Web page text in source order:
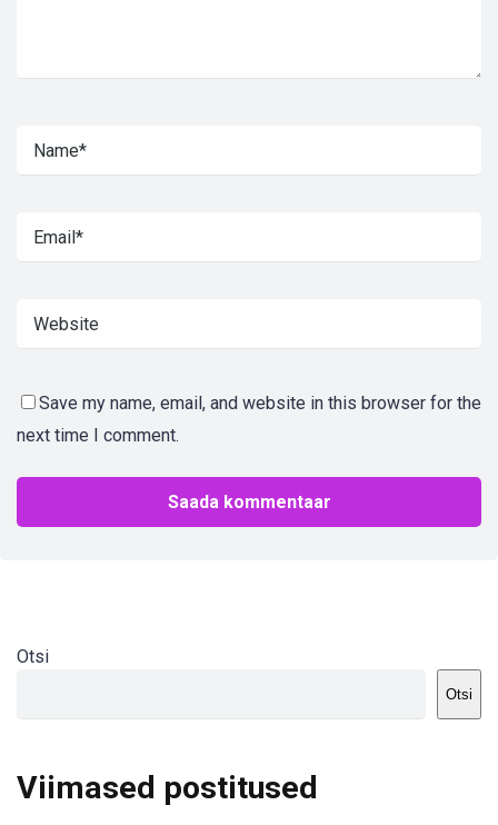
Save my name, email, and website in this browser for the
next time I comment.
Otsi
Otsi
Viimased postitused